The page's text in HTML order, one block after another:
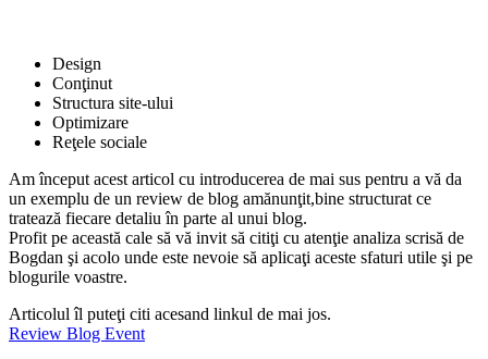
Design
Conţinut
Structura site-ului
Optimizare
Reţele sociale
Am început acest articol cu introducerea de mai sus pentru a vă da
un exemplu de un review de blog amănunţit,bine structurat ce
tratează fiecare detaliu în parte al unui blog.
Profit pe această cale să vă invit să citiţi cu atenţie analiza scrisă de
Bogdan şi acolo unde este nevoie să aplicaţi aceste sfaturi utile şi pe
blogurile voastre.
Articolul îl puteţi citi acesand linkul de mai jos.
Review Blog Event